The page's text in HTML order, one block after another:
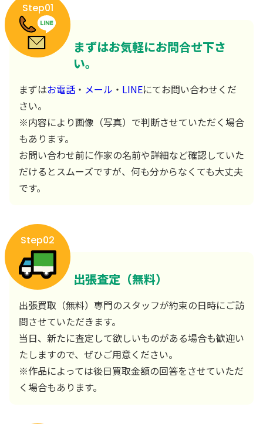
Step01
まずはお気軽にお問合せ下さ
い。
まずはお電話 ・ メール ・ LINEにてお問い合わせくだ
さい。
※内容により画像（写真）で判断させていただく場合
もあります。
お問い合わせ前に作家の名前や詳細など確認していた
だけるとスムーズですが、何も分からなくても大丈夫
です。
Step02
出張査定（無料）
出張買取（無料）専門のスタッフが約束の日時にご訪
問させていただきます。
当日、新たに査定して欲しいものがある場合も歓迎い
たしますので、ぜひご用意ください。
※作品によっては後日買取金額の回答をさせていただ
く場合もあります。